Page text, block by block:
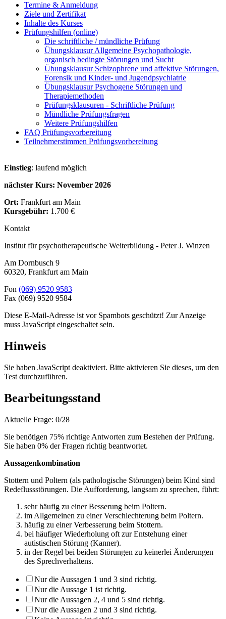
Termine & Anmeldung
Ziele und Zertifikat
Inhalte des Kurses
Prüfungshilfen (online)
Die schriftliche / mündliche Prüfung
Übungsklausur Allgemeine Psychopathologie,
organisch bedingte Störungen und Sucht
Übungsklausur Schizophrene und affektive Störungen,
Forensik und Kinder- und Jugendpsychiatrie
Übungsklausur Psychogene Störungen und
Therapiemethoden
Prüfungsklausuren - Schriftliche Prüfung
Mündliche Prüfungsfragen
Weitere Prüfungshilfen
FAQ Prüfungsvorbereitung
Teilnehmerstimmen Prüfungsvorbereitung
Einstieg: laufend möglich
nächster Kurs: November 2026
Ort: Frankfurt am Main
Kursgebühr: 1.700 €
Kontakt
Institut für psychotherapeutische Weiterbildung - Peter J. Winzen
Am Dornbusch 9
60320, Frankfurt am Main
Fon (069) 9520 9583
Fax (069) 9520 9584
Diese E-Mail-Adresse ist vor Spambots geschützt! Zur Anzeige
muss JavaScript eingeschaltet sein.
Hinweis
Sie haben JavaScript deaktiviert. Bitte aktivieren Sie dieses, um den
Test durchzuführen.
Bearbeitungsstand
Aktuelle Frage: 0/28
Sie benötigen 75% richtige Antworten zum Bestehen der Prüfung.
Sie haben 0% der Fragen richtig beantwortet.
Aussagenkombination
Stottern und Poltern (als pathologische Störungen) beim Kind sind
Redeflussstörungen. Die Aufforderung, langsam zu sprechen, führt:
sehr häufig zu einer Besserung beim Poltern.
im Allgemeinen zu einer Verschlechterung beim Poltern.
häufig zu einer Verbesserung beim Stottern.
bei häufiger Wiederholung oft zur Entstehung einer
autistischen Störung (Kanner).
in der Regel bei beiden Störungen zu keinerlei Änderungen
des Sprechverhaltens.
Nur die Aussagen 1 und 3 sind richtig.
Nur die Aussage 1 ist richtig.
Nur die Aussagen 2, 4 und 5 sind richtig.
Nur die Aussagen 2 und 3 sind richtig.